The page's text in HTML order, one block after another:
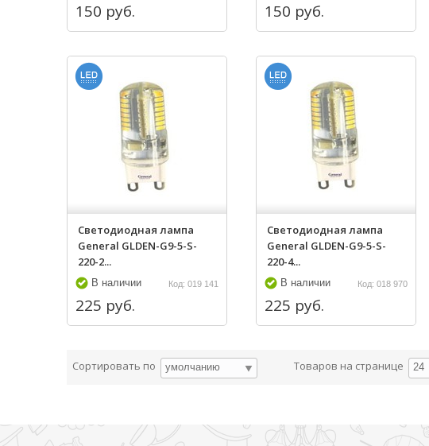
150 руб. 150 руб.
Светодиодная лампа
General GLDEN-G9-5-S-
220-2...
В наличии Код: 019 141
225 руб.
Светодиодная лампа
General GLDEN-G9-5-S-
220-4...
В наличии Код: 018 970
225 руб.
Сортировать по умолчанию Товаров на странице 24